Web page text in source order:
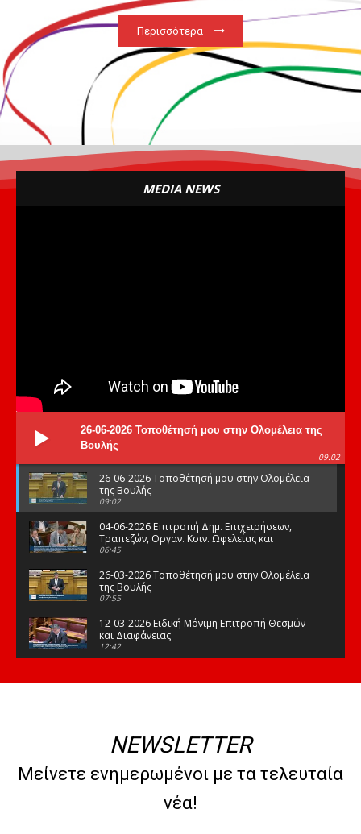
Περισσότερα
MEDIA NEWS
26-06-2026 Τοποθέτησή μου στην Ολομέλεια της
Βουλής
09:02
26-06-2026 Τοποθέτησή μου στην Ολομέλεια
της Βουλής
09:02
04-06-2026 Επιτροπή Δημ. Επιχειρήσεων,
Τραπεζών, Οργαν. Κοιν. Ωφελείας και
Φορέων Κοινων. Ασφάλισης
06:45
26-03-2026 Τοποθέτησή μου στην Ολομέλεια
της Βουλής
07:55
12-03-2026 Ειδική Μόνιμη Επιτροπή Θεσμών
και Διαφάνειας
12:42
της Βουλής
08:47
10-02-2026 Διαρκής Επιτροπή Μορφωτικών
Υποθέσεων
NEWSLETTER
Μείνετε ενημερωμένοι με τα τελευταία
νέα!